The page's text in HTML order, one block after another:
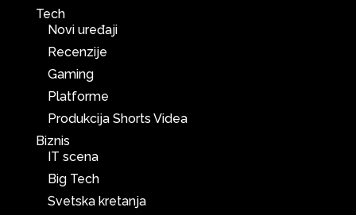
Tech
Novi uređaji
Recenzije
Gaming
Platforme
Produkcija Shorts Videa
Biznis
IT scena
Big Tech
Svetska kretanja